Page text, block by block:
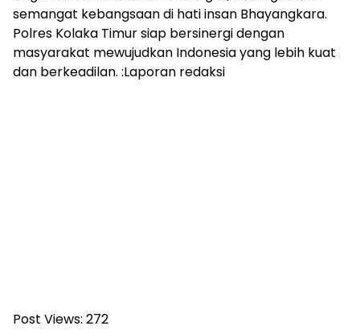
semangat kebangsaan di hati insan Bhayangkara.
Polres Kolaka Timur siap bersinergi dengan
masyarakat mewujudkan Indonesia yang lebih kuat
dan berkeadilan. :Laporan redaksi
Post Views: 272